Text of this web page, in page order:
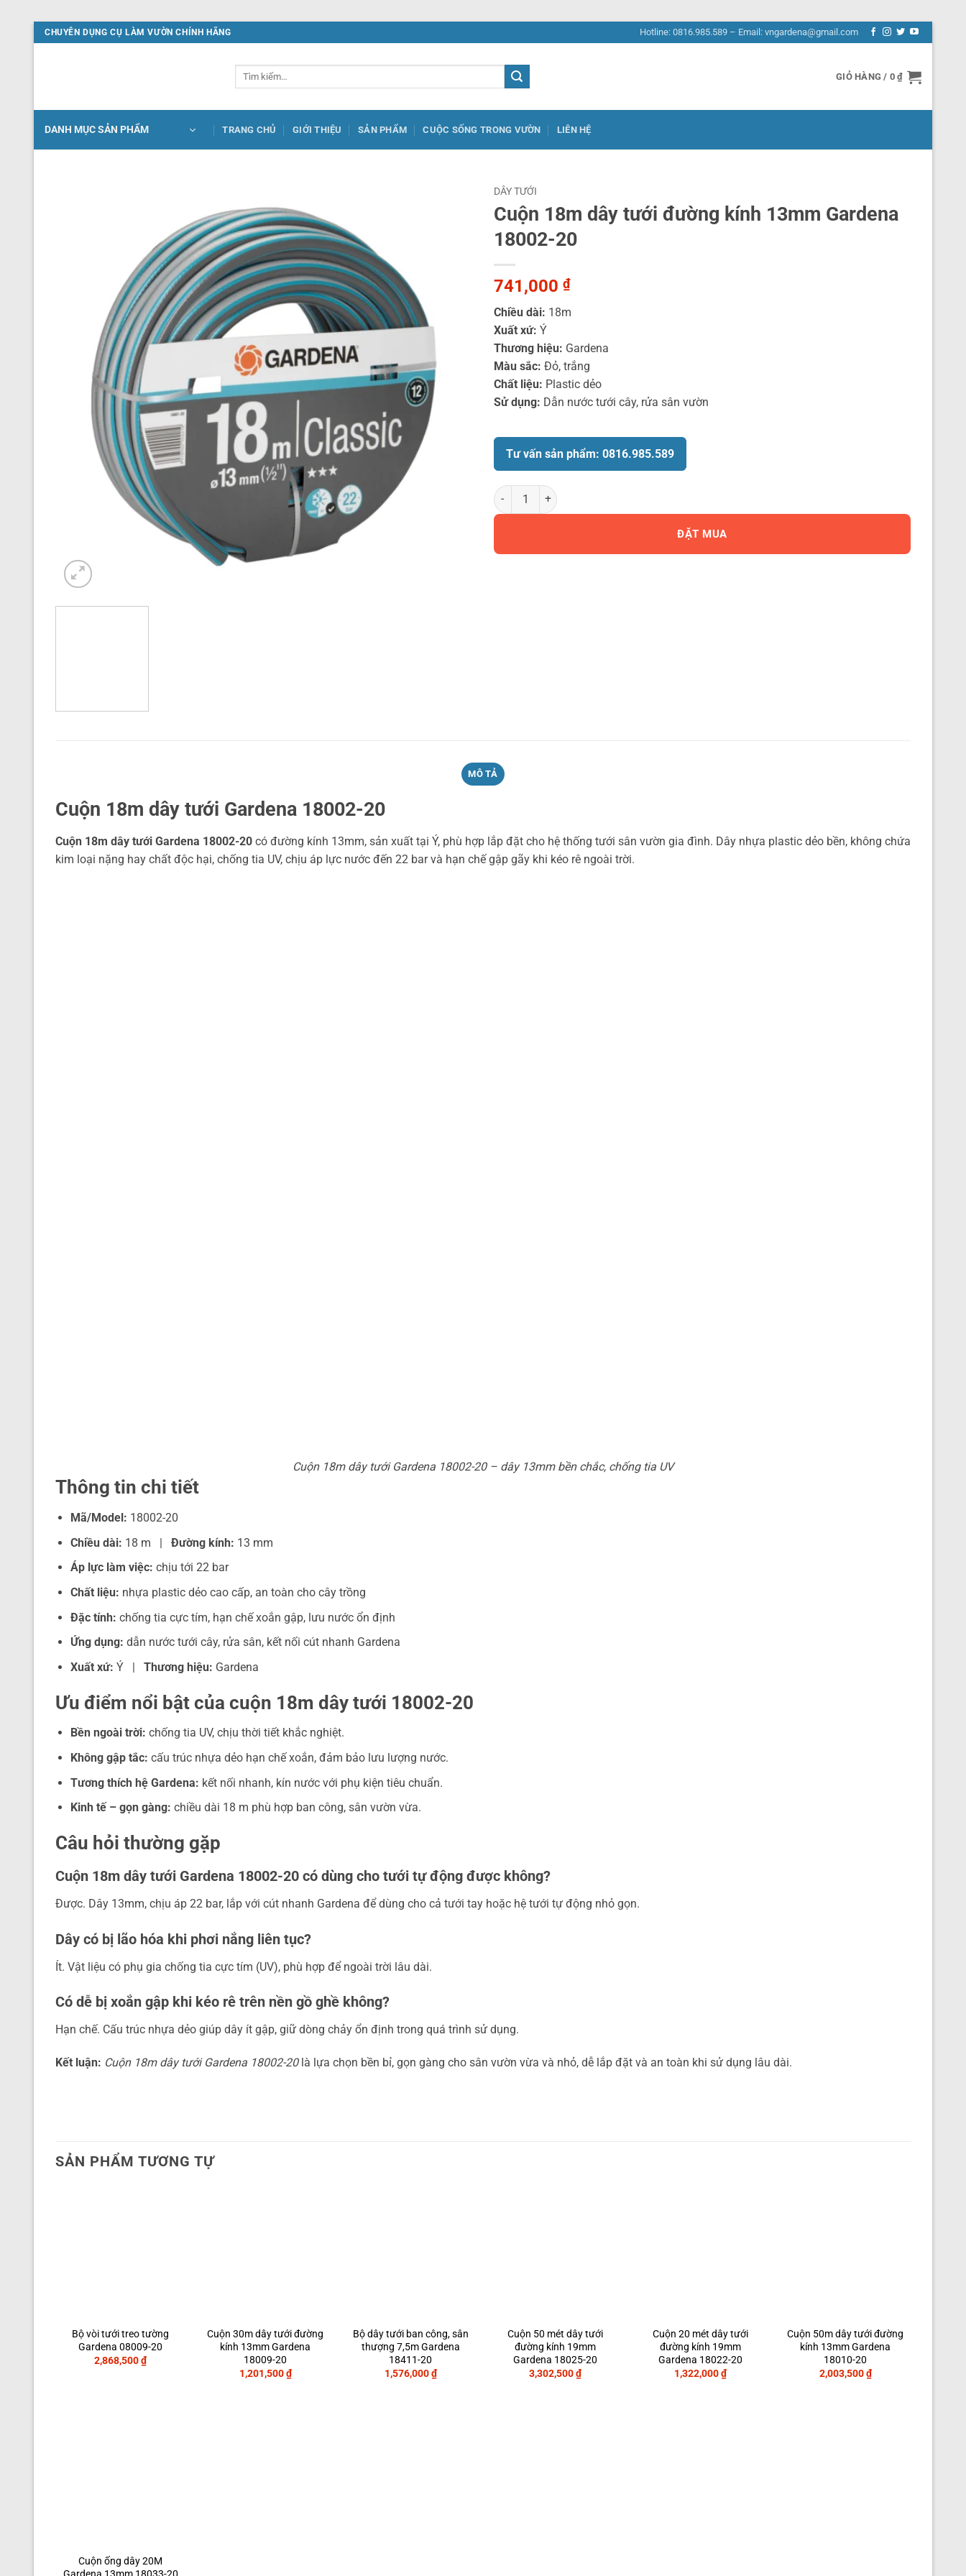
Bỏ
qua
CHUYÊN DỤNG CỤ LÀM VƯỜN CHÍNH HÃNG Hotline: 0816.985.589 – Email: vngardena@gmail.com
GIỎ HÀNG / 0₫
DANH MỤC SẢN PHẨM TRANG CHỦ GIỚI THIỆU SẢN PHẨM CUỘC SỐNG TRONG VƯỜN LIÊN HỆ
DÂY TƯỚI
Cuộn 18m dây tưới đường kính 13mm Gardena
18002-20
741,000 ₫
Chiều dài: 18m
Xuất xứ: Ý
Thương hiệu: Gardena
Màu sắc: Đỏ, trắng
Chất liệu: Plastic dẻo
Sử dụng: Dẫn nước tưới cây, rửa sân vườn
Tư vấn sản phẩm: 0816.985.589
Cuộn 18m dây tưới đường kính 13mm Gardena 18002-20 số lượng
ĐẶT MUA
MÔ TẢ
Cuộn 18m dây tưới Gardena 18002-20
Cuộn 18m dây tưới Gardena 18002-20 có đường kính 13mm, sản xuất tại Ý, phù hợp lắp đặt cho hệ thống tưới sân vườn gia đình. Dây nhựa plastic dẻo bền, không chứa
kim loại nặng hay chất độc hại, chống tia UV, chịu áp lực nước đến 22 bar và hạn chế gập gãy khi kéo rê ngoài trời.
Cuộn 18m dây tưới Gardena 18002-20 – dây 13mm bền chắc, chống tia UV
Thông tin chi tiết
Mã/Model: 18002-20
Chiều dài: 18 m | Đường kính: 13 mm
Áp lực làm việc: chịu tới 22 bar
Chất liệu: nhựa plastic dẻo cao cấp, an toàn cho cây trồng
Đặc tính: chống tia cực tím, hạn chế xoắn gập, lưu nước ổn định
Ứng dụng: dẫn nước tưới cây, rửa sân, kết nối cút nhanh Gardena
Xuất xứ: Ý | Thương hiệu: Gardena
Ưu điểm nổi bật của cuộn 18m dây tưới 18002-20
Bền ngoài trời: chống tia UV, chịu thời tiết khắc nghiệt.
Không gập tắc: cấu trúc nhựa dẻo hạn chế xoắn, đảm bảo lưu lượng nước.
Tương thích hệ Gardena: kết nối nhanh, kín nước với phụ kiện tiêu chuẩn.
Kinh tế – gọn gàng: chiều dài 18 m phù hợp ban công, sân vườn vừa.
Câu hỏi thường gặp
Cuộn 18m dây tưới Gardena 18002-20 có dùng cho tưới tự động được không?
Được. Dây 13mm, chịu áp 22 bar, lắp với cút nhanh Gardena để dùng cho cả tưới tay hoặc hệ tưới tự động nhỏ gọn.
Dây có bị lão hóa khi phơi nắng liên tục?
Ít. Vật liệu có phụ gia chống tia cực tím (UV), phù hợp để ngoài trời lâu dài.
Có dễ bị xoắn gập khi kéo rê trên nền gồ ghề không?
Hạn chế. Cấu trúc nhựa dẻo giúp dây ít gập, giữ dòng chảy ổn định trong quá trình sử dụng.
Kết luận: Cuộn 18m dây tưới Gardena 18002-20là lựa chọn bền bỉ, gọn gàng cho sân vườn vừa và nhỏ, dễ lắp đặt và an toàn khi sử dụng lâu dài.
SẢN PHẨM TƯƠNG TỰ
Bộ vòi tưới treo tường
Gardena 08009-20
2,868,500₫
Cuộn 30m dây tưới đường
kính 13mm Gardena
18009-20
1,201,500₫
Bộ dây tưới ban công, sân
thượng 7,5m Gardena
18411-20
1,576,000₫
Cuộn 50 mét dây tưới
đường kính 19mm
Gardena 18025-20
3,302,500₫
Cuộn 20 mét dây tưới
đường kính 19mm
Gardena 18022-20
1,322,000₫
Cuộn 50m dây tưới đường
kính 13mm Gardena
18010-20
2,003,500₫
Cuộn ống dây 20M